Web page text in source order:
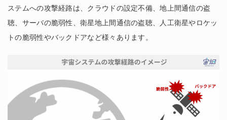
ステムへの攻撃経路は、クラウドの設定不備、地上間通信の盗
聴、サーバの脆弱性、衛星地上間通信の盗聴、人工衛星やロケッ
トの脆弱性やバックドアなど様々あります。